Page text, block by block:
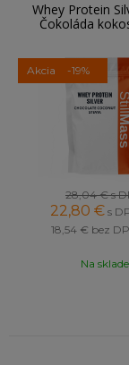
Whey Protein
Čokoláda
Akcia -19%
28,04 €s
22,80 € s
18,54 € bez
Na sklade